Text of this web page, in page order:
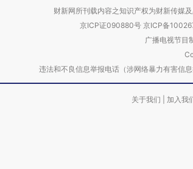
财新网所刊载内容之知识产权为财新传媒
京ICP证090880号 京ICP备
广播电视节目
违法和不良信息举报电话（涉网络暴力有害
关于我们 加入我